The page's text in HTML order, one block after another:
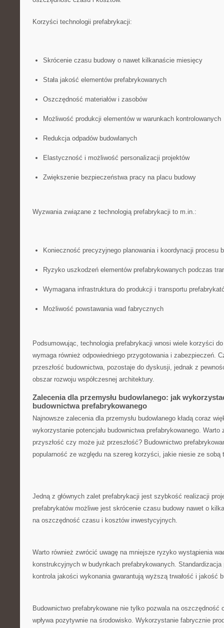
Korzyści technologii​ prefabrykacji:
Skrócenie czasu budowy o nawet kilkanaście miesięcy
Stała jakość elementów prefabrykowanych
Oszczędność materiałów i zasobów
Możliwość produkcji elementów w warunkach kontrolowanych
Redukcja odpadów budowlanych
Elastyczność i możliwość personalizacji projektów
Zwiększenie bezpieczeństwa ‌pracy na placu budowy
Wyzwania związane z technologią prefabrykacji‍ to m.in.:
Konieczność precyzyjnego planowania i koordynacji procesu
Ryzyko uszkodzeń⁢ elementów ⁤prefabrykowanych podczas
Wymagana infrastruktura do produkcji i transportu
Możliwość powstawania wad fabrycznych
Podsumowując, technologia prefabrykacji wnosi wiele korzyści
wymaga również‌ odpowiedniego przygotowania i‍ zabezpieczeń.
przeszłość budownictwa, pozostaje⁤ do dyskusji, jednak⁤ z
obszar‍ rozwoju współczesnej architektury.
Zalecenia‍ dla przemysłu budowlanego:⁢ jak
budownictwa prefabrykowanego
Najnowsze zalecenia dla przemysłu‌ budowlanego kładą ​coraz
wykorzystanie potencjału budownictwa prefabrykowanego.
przyszłość czy może już przeszłość? Budownictwo
popularność ze względu na szereg korzyści, jakie niesie ze sobą
Jedną z głównych zalet prefabrykacji jest szybkość realizacji
prefabrykatów możliwe jest skrócenie czasu budowy nawet​ o
na oszczędność czasu i⁣ kosztów ​inwestycyjnych.
Warto również⁢ zwrócić ‌uwagę na mniejsze ryzyko wystąpienia
konstrukcyjnych w budynkach prefabrykowanych.
kontrola jakości wykonania gwarantują wyższą​ trwałość i ⁢jakość
Budownictwo prefabrykowane nie tylko pozwala na oszczędność
wpływa pozytywnie na środowisko.​ Wykorzystanie fabrycznie